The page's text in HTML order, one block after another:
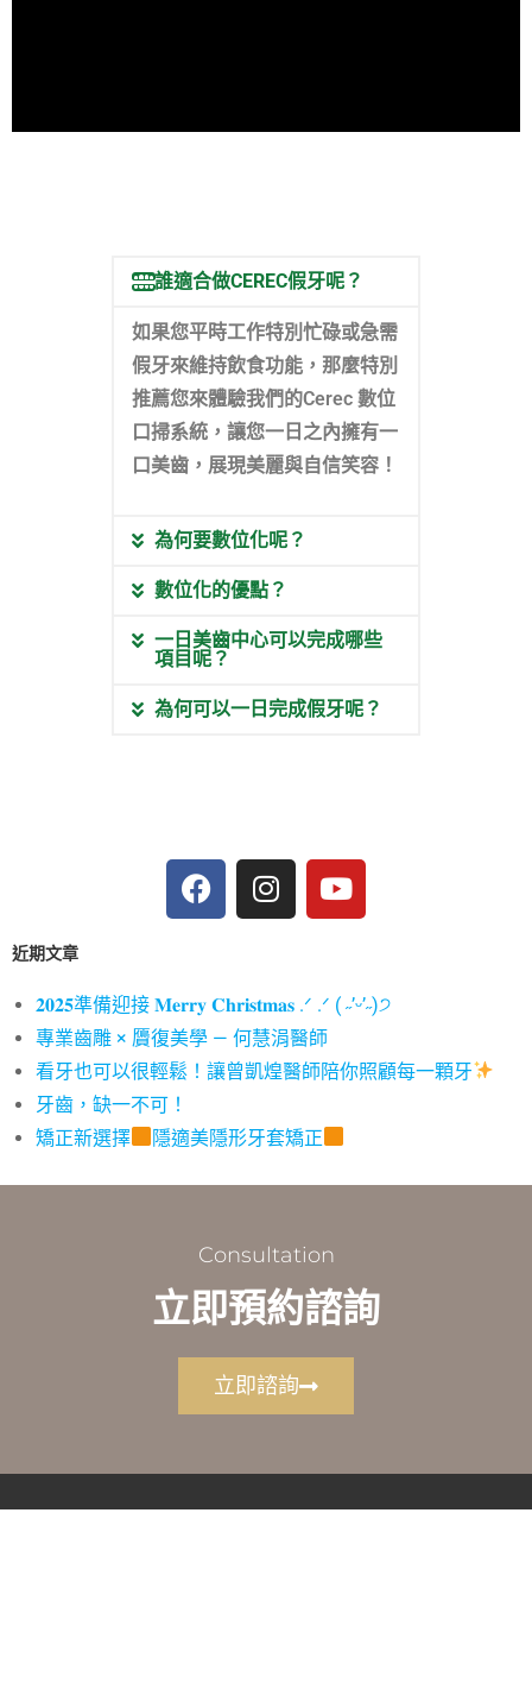
誰適合做CEREC假牙呢？
如果您平時工作特別忙碌或急需
假牙來維持飲食功能，那麼特別
推薦您來體驗我們的Cerec 數位
口掃系統，讓您一日之內擁有一
口美齒，展現美麗與自信笑容！
為何要數位化呢？
數位化的優點？
一日美齒中心可以完成哪些
項目呢？
為何可以一日完成假牙呢？
近期文章
𝟐𝟎𝟐𝟓準備迎接 𝐌𝐞𝐫𝐫𝐲 𝐂𝐡𝐫𝐢𝐬𝐭𝐦𝐚𝐬 .ᐟ .ᐟ ( ˶’ᵕ’˶)੭
專業齒雕 × 贗復美學 — 何慧涓醫師
看牙也可以很輕鬆！讓曾凱煌醫師陪你照顧每一顆牙
牙齒，缺一不可！
矯正新選擇
隱適美隱形牙套矯正
Consultation
立即預約諮詢
立即諮詢